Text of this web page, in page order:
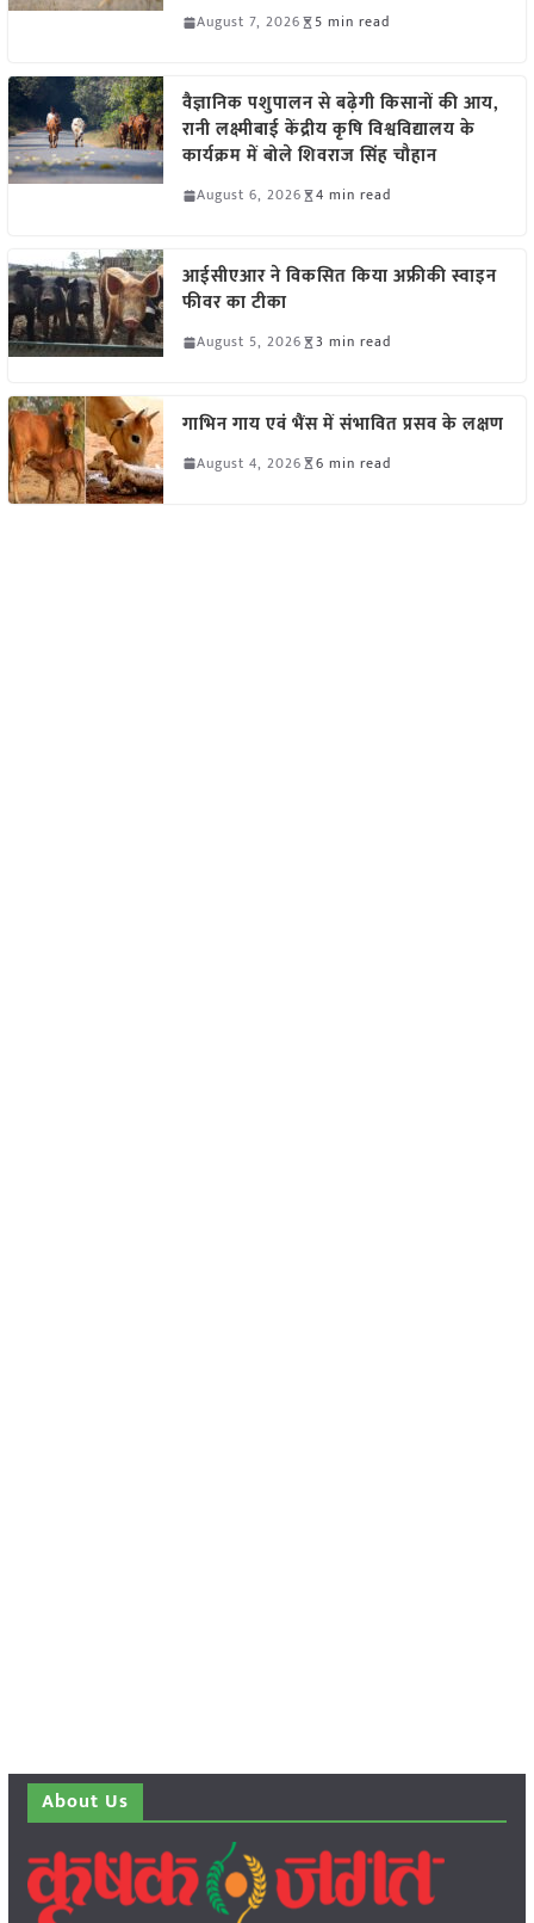
August 7, 2026 5 min read
वैज्ञानिक पशुपालन से बढ़ेगी किसानों की आय,
रानी लक्ष्मीबाई केंद्रीय कृषि विश्वविद्यालय के
कार्यक्रम में बोले शिवराज सिंह चौहान
August 6, 2026 4 min read
आईसीएआर ने विकसित किया अफ्रीकी स्वाइन
फीवर का टीका
August 5, 2026 3 min read
गाभिन गाय एवं भैंस में संभावित प्रसव के लक्षण
August 4, 2026 6 min read
About Us